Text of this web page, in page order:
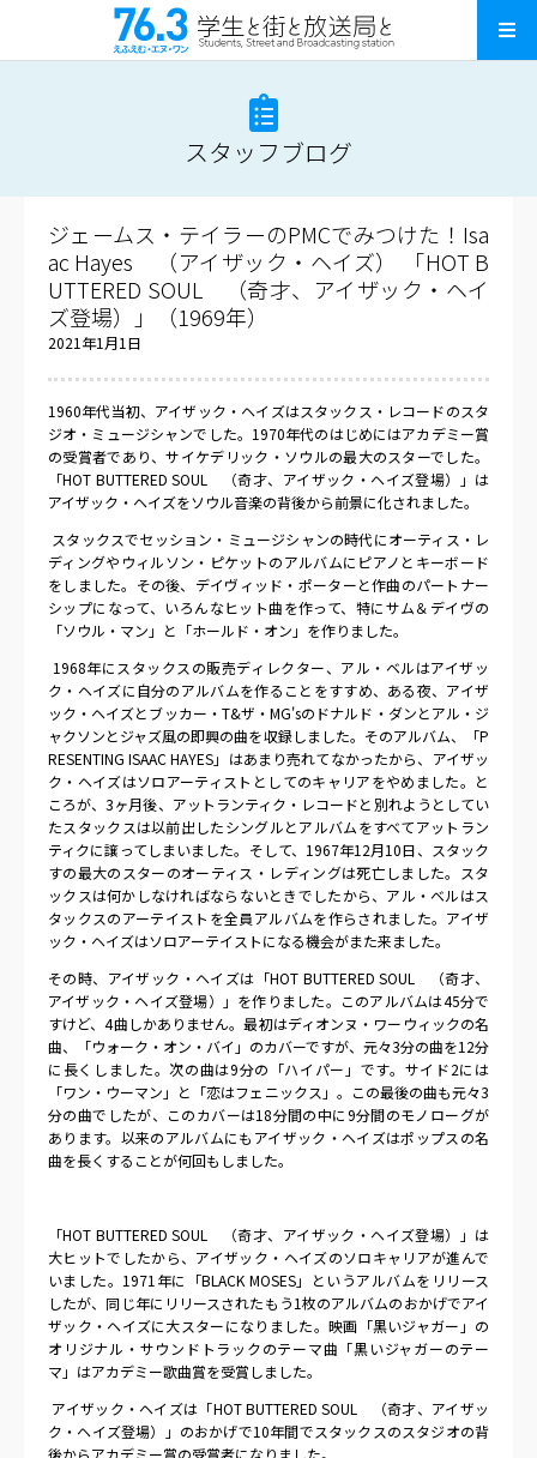
スタッフブログ
ジェームス・テイラーのPMCでみつけた！Isa
ac Hayes （アイザック・ヘイズ） 「HOT B
UTTERED SOUL （奇才、アイザック・ヘイ
ズ登場）」（1969年）
2021年1月1日
1960年代当初、アイザック・ヘイズはスタックス・レコードのスタ
ジオ・ミュージシャンでした。 1970年代のはじめにはアカデミー賞
の受賞者であり、サイケデリック・ソウルの最大のスターでした。
「HOT BUTTERED SOUL
（奇才、アイザック・ヘイズ登場）」は
アイザック・ヘイズをソウル音楽の背後から前景に化されました。
スタックスでセッション・ミュージシャンの時代にオーティス・レ
ディングやウィルソン・ピケットのアルバムにピアノとキーボード
をしました。その後、デイヴィッド・ポーターと作曲のパートナー
シップになって、いろんなヒット曲を作って、特にサム＆デイヴの
「ソウル・マン」と「ホールド・オン」を作りました。
1968年にスタックスの販売ディレクター、アル・ベルはアイザッ
ク・ヘイズに自分のアルバムを作ることをすすめ、ある夜、アイザ
ック・ヘイズとブッカー・T&ザ・MG'sのドナルド・ダンとアル・ジ
ャクソンとジャズ風の即興の曲を収録しました。そのアルバム、「P
RESENTING ISAAC HAYES」はあまり売れてなかったから、アイザッ
ク・ヘイズはソロアーティストとしてのキャリアをやめました。と
ころが、3ヶ月後、アットランティク・レコードと別れようとしてい
たスタックスは以前出したシングルとアルバムをすべてアットラン
ティクに譲ってしまいました。そして、1967年12月10日、スタック
すの最大のスターのオーティス・レディングは死亡しました。スタ
ックスは何かしなければならないときでしたから、アル・ベルはス
タックスのアーテイストを全員アルバムを作らされました。アイザ
ック・ヘイズはソロアーテイストになる機会がまた来ました。
その時、アイザック・ヘイズは「HOT BUTTERED SOUL
（奇才、
アイザック・ヘイズ登場）」を作りました。このアルバムは45分で
すけど、4曲しかありません。最初はディオンヌ・ワーウィックの名
曲、「ウォーク・オン・バイ」のカバーですが、元々3分の曲を12分
に長くしました。次の曲は9分の「ハイパー」です。サイド2には
「ワン・ウーマン」と「恋はフェニックス」。この最後の曲も元々3
分の曲でしたが、このカバーは18分間の中に9分間のモノローグが
あります。以来のアルバムにもアイザック・ヘイズはポップスの名
曲を長くすることが何回もしました。
「HOT BUTTERED SOUL
（奇才、アイザック・ヘイズ登場）」は
大ヒットでしたから、アイザック・ヘイズのソロキャリアが進んで
いました。 1971 年に「BLACK MOSES」というアルバムをリリース
したが、同じ年にリリースされたもう1枚のアルバムのおかげでアイ
ザック・ヘイズに大スターになりました。映画「黒いジャガー」の
オリジナル・サウンドトラックのテーマ曲「黒いジャガーのテー
マ」はアカデミー歌曲賞を受賞しました。
アイザック・ヘイズは「HOT BUTTERED SOUL
（奇才、アイザッ
ク・ヘイズ登場）」のおかげで10年間でスタックスのスタジオの背
後からアカデミー賞の受賞者になりました。